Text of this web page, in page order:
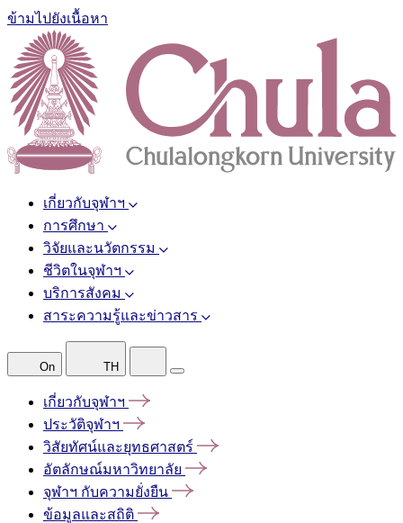
ข้ามไปยังเนื้อหา
เกี่ยวกับจุฬาฯ
การศึกษา
วิจัยและนวัตกรรม
ชีวิตในจุฬาฯ
บริการสังคม
สาระความรู้และข่าวสาร
On TH
เกี่ยวกับจุฬาฯ
ประวัติจุฬาฯ
วิสัยทัศน์และยุทธศาสตร์
อัตลักษณ์มหาวิทยาลัย
จุฬาฯ กับความยั่งยืน
ข้อมูลและสถิติ